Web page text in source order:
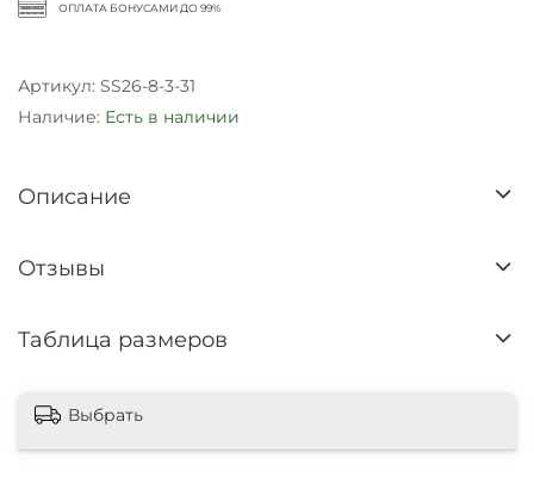
ОПЛАТА БОНУСАМИ ДО 99%
Артикул: SS26-8-3-31
Наличие: Есть в наличии
Описание
Отзывы
Таблица размеров
Выбрать